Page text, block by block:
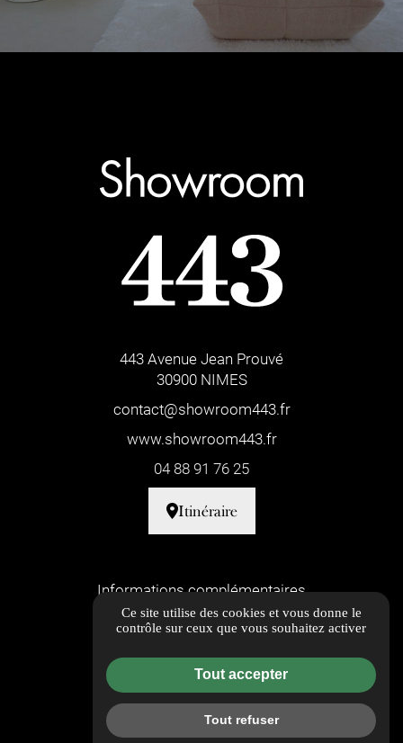
443 Avenue Jean Prouvé
30900 NIMES
contact@showroom443.fr
www.showroom443.fr
04 88 91 76 25
Itinéraire
Informations complémentaires
Mentions légales
Flux RSS
Guide Local
Gestion des cookies
Ce site utilise des cookies et vous donne le
contrôle sur ceux que vous souhaitez activer
Tout accepter
Tout refuser